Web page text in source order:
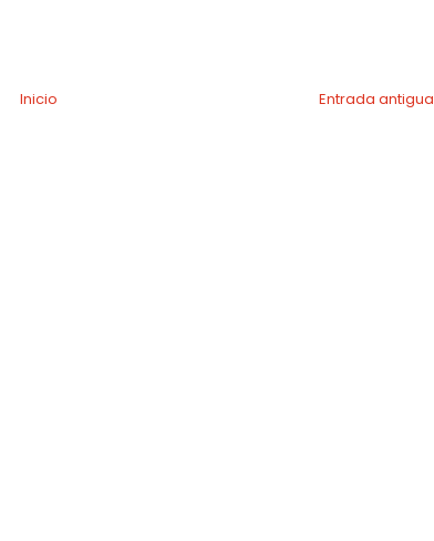
Entrada antigua
Inicio